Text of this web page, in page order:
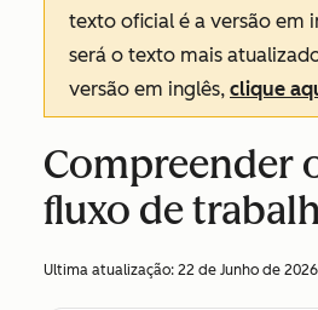
texto oficial é a versão em
será o texto mais
versão em inglês, clique
Compreender
fluxo de
Ultima atualização: 22 de Junho de 2026